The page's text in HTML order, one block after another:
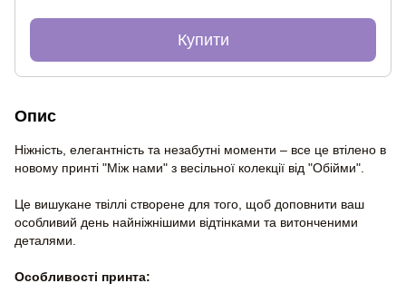
Купити
Опис
Ніжність, елегантність та незабутні моменти – все це втілено в
новому принті "Між нами" з весільної колекції від "Обійми".
Це вишукане твіллі створене для того, щоб доповнити ваш
особливий день найніжнішими відтінками та витонченими
деталями.
Особливості принта: